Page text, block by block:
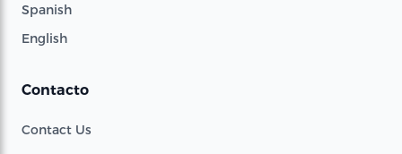
Spanish
English
Contacto
Contact Us